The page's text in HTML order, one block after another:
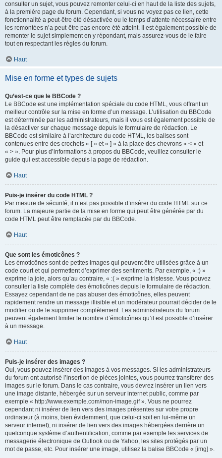
consulter un sujet, vous pouvez remonter celui-ci en haut de la liste des sujets,
à la première page du forum. Cependant, si vous ne voyez pas ce lien, cette
fonctionnalité a peut-être été désactivée ou le temps d’attente nécessaire entre
les remontées n’a peut-être pas encore été atteint. Il est également possible de
remonter le sujet simplement en y répondant, mais assurez-vous de le faire
tout en respectant les règles du forum.
Haut
Mise en forme et types de sujets
Qu’est-ce que le BBCode ?
Le BBCode est une implémentation spéciale du code HTML, vous offrant un
meilleur contrôle sur la mise en forme d’un message. L’utilisation du BBCode
est déterminée par les administrateurs, mais il vous est également possible de
la désactiver sur chaque message depuis le formulaire de rédaction. Le
BBCode est similaire à l’architecture du code HTML, les balises sont
contenues entre des crochets « [ » et « ] » à la place des chevrons « < » et
« > ». Pour plus d’informations à propos du BBCode, veuillez consulter le
guide qui est accessible depuis la page de rédaction.
Haut
Puis-je insérer du code HTML ?
Par mesure de sécurité, il n’est pas possible d’insérer du code HTML sur ce
forum. La majeure partie de la mise en forme qui peut être générée par du
code HTML peut être remplacée par du BBCode.
Haut
Que sont les émoticônes ?
Les émoticônes sont de petites images qui peuvent être utilisées grâce à un
code court et qui permettent d’exprimer des sentiments. Par exemple, « :) »
exprime la joie, alors qu’au contraire, « :( » exprime la tristesse. Vous pouvez
consulter la liste complète des émoticônes depuis le formulaire de rédaction.
Essayez cependant de ne pas abuser des émoticônes, elles peuvent
rapidement rendre un message illisible et un modérateur pourrait décider de le
modifier ou de le supprimer complètement. Les administrateurs du forum
peuvent également limiter le nombre d’émoticônes qu’il est possible d’insérer
à un message.
Haut
Puis-je insérer des images ?
Oui, vous pouvez insérer des images à vos messages. Si les administrateurs
du forum ont autorisé l’insertion de pièces jointes, vous pourrez transférer des
images sur le forum. Dans le cas contraire, vous devrez insérer un lien vers
une image distante, hébergée sur un serveur internet public, comme par
exemple « http://www.exemple.com/mon-image.gif ». Vous ne pourrez
cependant ni insérer de lien vers des images présentes sur votre propre
ordinateur (à moins, bien évidemment, que celui-ci soit en lui-même un
serveur internet), ni insérer de lien vers des images hébergées derrière un
quelconque système d’authentification, comme par exemple les services de
messagerie électronique de Outlook ou de Yahoo, les sites protégés par un
mot de passe, etc. Pour insérer une image, utilisez la balise BBCode « [img] ».